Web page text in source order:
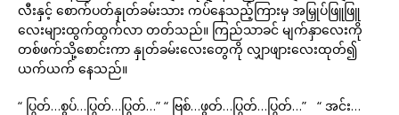
လီးနှင့် စောက်ပတ်နှုတ်ခမ်းသား ကပ်နေသည့်ကြားမှ အမြှုပ်ဖြူဖြူ
လေးများထွက်ထွက်လာ တတ်သည်။ ကြည်သာခင် မျက်နှာလေးကို
တစ်ဖက်သို့စောင်းကာ နှုတ်ခမ်းလေးတွေကို လျှာဖျားလေးထုတ်၍
ယက်ယက် နေသည်။
“ ပြွတ်…စွပ်…ပြွတ်…ပြွတ်…” “ ဗြစ်…ဖွတ်…ပြွတ်…ပြွတ်…” “ အင်း…